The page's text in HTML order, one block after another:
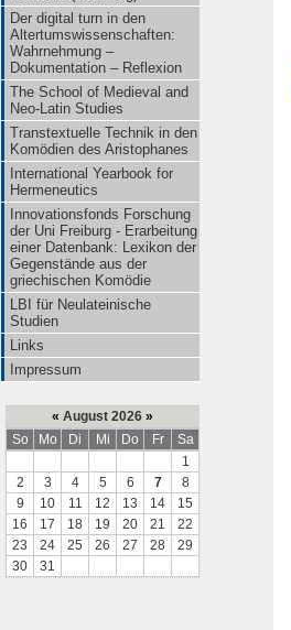
Der digital turn in den
Altertumswissenschaften:
Wahrnehmung –
Dokumentation – Reflexion
The School of Medieval and
Neo-Latin Studies
Transtextuelle Technik in den
Komödien des Aristophanes
International Yearbook for
Hermeneutics
Innovationsfonds Forschung
der Uni Freiburg - Erarbeitung
einer Datenbank: Lexikon der
Gegenstände aus der
griechischen Komödie
LBI für Neulateinische
Studien
Links
Impressum
« August 2026 »
So
Mo Di Mi Do Fr
Sa
1
2
3 4 5 6 7
8
9
10 11 12 13 14
15
16
17 18 19 20 21
22
23
24 25 26 27 28
29
30
31